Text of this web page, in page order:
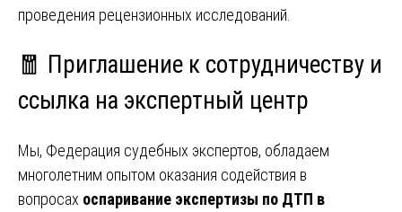
проведения рецензионных исследований.
🧧 Приглашение к сотрудничеству и
ссылка на экспертный центр
Мы, Федерация судебных экспертов, обладаем
многолетним опытом оказания содействия в
вопросах оспаривание экспертизы по ДТП в